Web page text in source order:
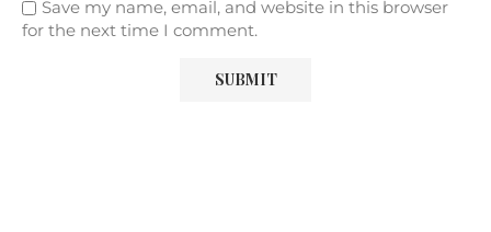
Save my name, email, and website in this browser
for the next time I comment.